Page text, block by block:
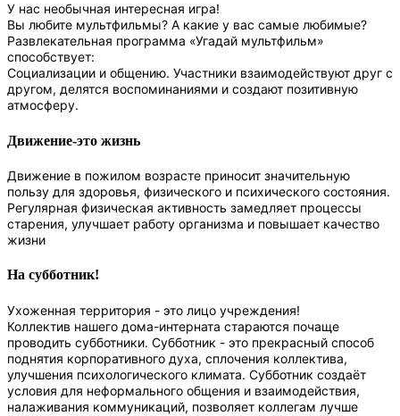
У нас необычная интересная игра!
Вы любите мультфильмы? А какие у вас самые любимые?
Развлекательная программа «Угадай мультфильм»
способствует:
Социализации и общению. Участники взаимодействуют друг с
другом, делятся воспоминаниями и создают позитивную
атмосферу.
Движение-это жизнь
Движение в пожилом возрасте приносит значительную
пользу для здоровья, физического и психического состояния.
Регулярная физическая активность замедляет процессы
старения, улучшает работу организма и повышает качество
жизни
На субботник!
Ухоженная территория - это лицо учреждения!
Коллектив нашего дома-интерната стараются почаще
проводить субботники. Субботник - это прекрасный способ
поднятия корпоративного духа, сплочения коллектива,
улучшения психологического климата. Субботник создаёт
условия для неформального общения и взаимодействия,
налаживания коммуникаций, позволяет коллегам лучше